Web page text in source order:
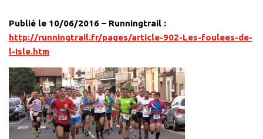
Publié le 10/06/2016 – Runningtrail :
http://runningtrail.fr/pages/article-902-Les-foulees-de-
l-Isle.htm